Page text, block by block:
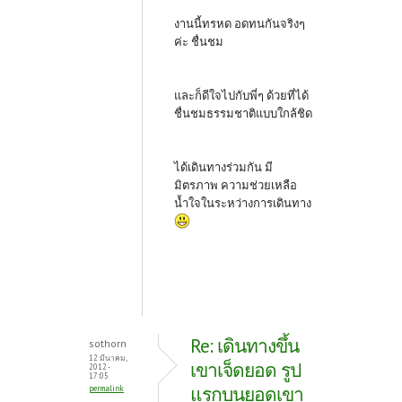
งานนี้ทรหด อดทนกันจริงๆ
ค่ะ ชื่นชม
และก็ดีใจไปกับพี่ๆ ด้วยที่ได้
ชื่นชมธรรมชาติแบบใกล้ชิด
ได้เดินทางร่วมกัน มี
มิตรภาพ ความช่วยเหลือ
น้ำใจในระหว่างการเดินทาง
sothorn
12 มีนาคม,
2012 -
17:05
permalink
Re: เดินทางขึ้น
เขาเจ็ดยอด รูป
แรกบนยอดเขา